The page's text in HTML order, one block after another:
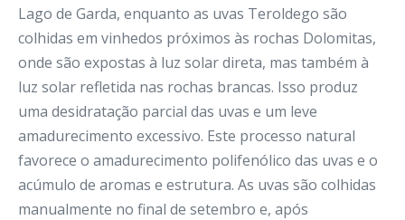
Lago de Garda, enquanto as uvas Teroldego são
colhidas em vinhedos próximos às rochas Dolomitas,
onde são expostas à luz solar direta, mas também à
luz solar refletida nas rochas brancas. Isso produz
uma desidratação parcial das uvas e um leve
amadurecimento excessivo. Este processo natural
favorece o amadurecimento polifenólico das uvas e o
acúmulo de aromas e estrutura. As uvas são colhidas
manualmente no final de setembro e, após